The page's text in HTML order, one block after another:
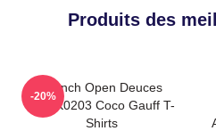
Produits des
French Open Deuces
DTNK0203 Coco Gauff T-
Shirts
-20%